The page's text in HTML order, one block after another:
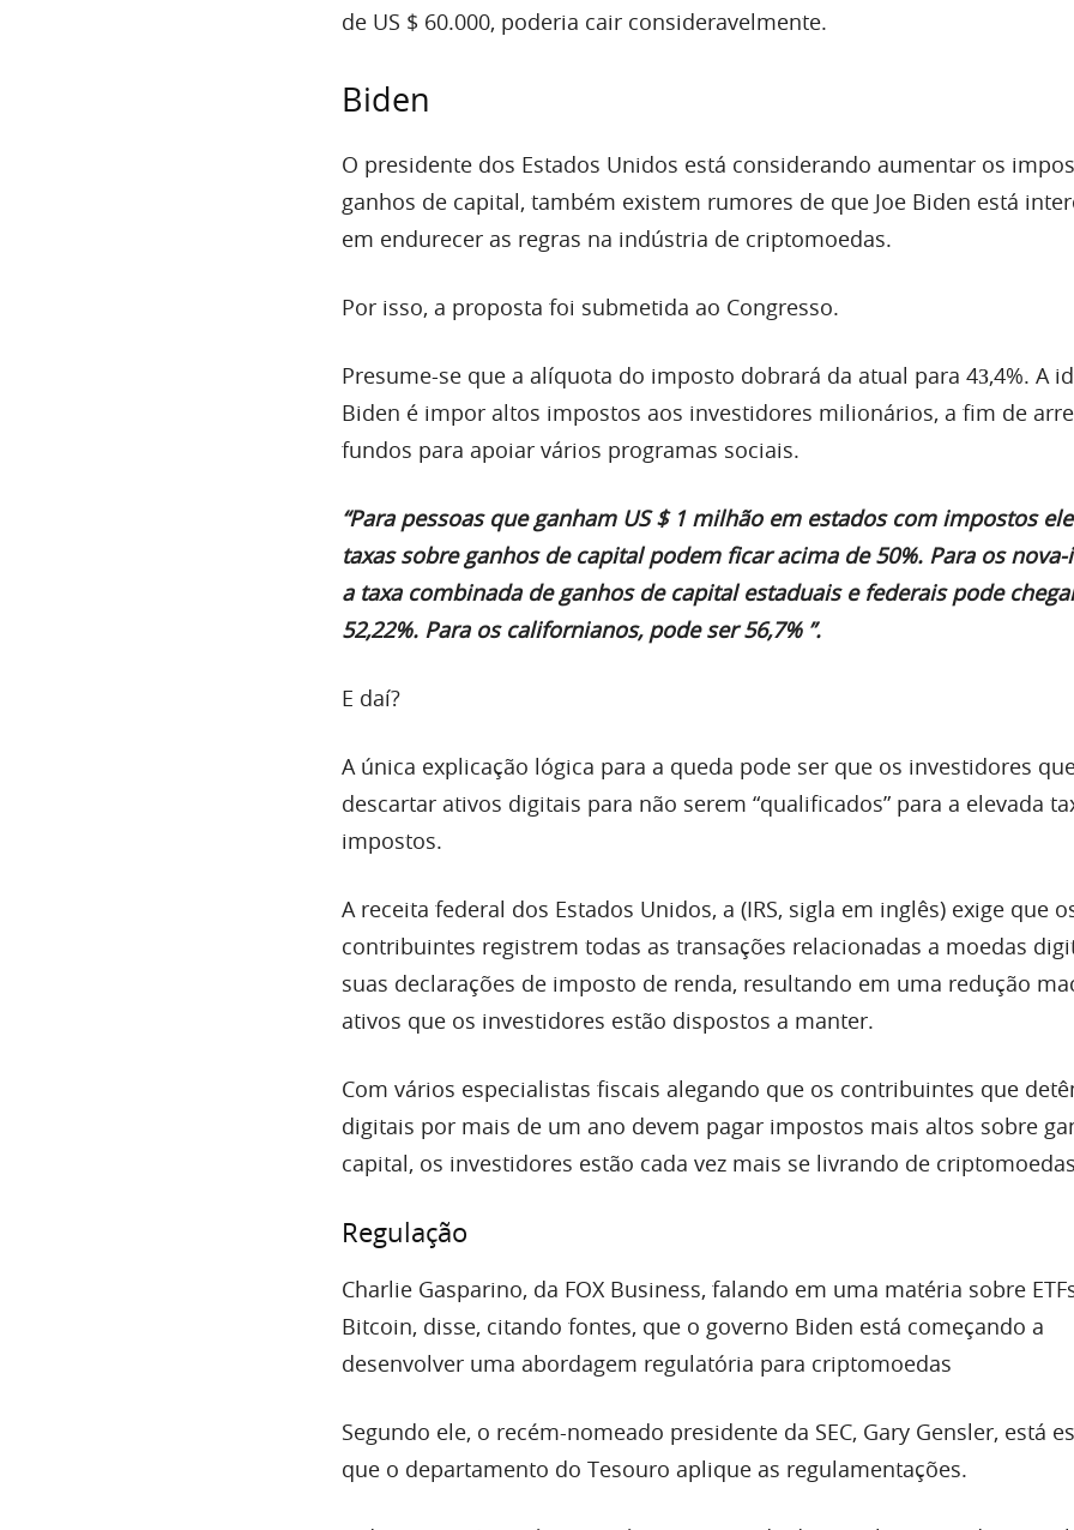
de US $ 60.000, poderia cair consideravelmente.
Biden
O presidente dos Estados Unidos está considerando aumentar os
ganhos de capital, também existem rumores de que Joe Biden está
em endurecer as regras na indústria de criptomoedas.
Por isso, a proposta foi submetida ao Congresso.
Presume-se que a alíquota do imposto dobrará da atual para 4З,4%. A
Biden é impor altos impostos aos investidores milionários, a fim de
fundos para apoiar vários programas sociais.
“Para pessoas que ganham US $ 1 milhão em estados com impostos
taxas sobre ganhos de capital podem ficar acima de 50%. Para os
a taxa combinada de ganhos de capital estaduais e federais pode
52,22%. Para os californianos, pode ser 56,7% ”.
E daí?
A única explicação lógica para a queda pode ser que os investidores
descartar ativos digitais para não serem “qualificados” para a elevada
impostos.
A receita federal dos Estados Unidos, a (IRS, sigla em inglês) exige que
contribuintes registrem todas as transações relacionadas a moedas
suas declarações de imposto de renda, resultando em uma redução
ativos que os investidores estão dispostos a manter.
Com vários especialistas fiscais alegando que os contribuintes que
digitais por mais de um ano devem pagar impostos mais altos sobre
capital, os investidores estão cada vez mais se livrando de
Regulação
Charlie Gasparino, da FOX Business, falando em uma matéria sobre
Bitcoin, disse, citando fontes, que o governo Biden está começando a
desenvolver uma abordagem regulatória para criptomoedas
Segundo ele, o recém-nomeado presidente da SEC, Gary Gensler, está
que o departamento do Tesouro aplique as regulamentações.